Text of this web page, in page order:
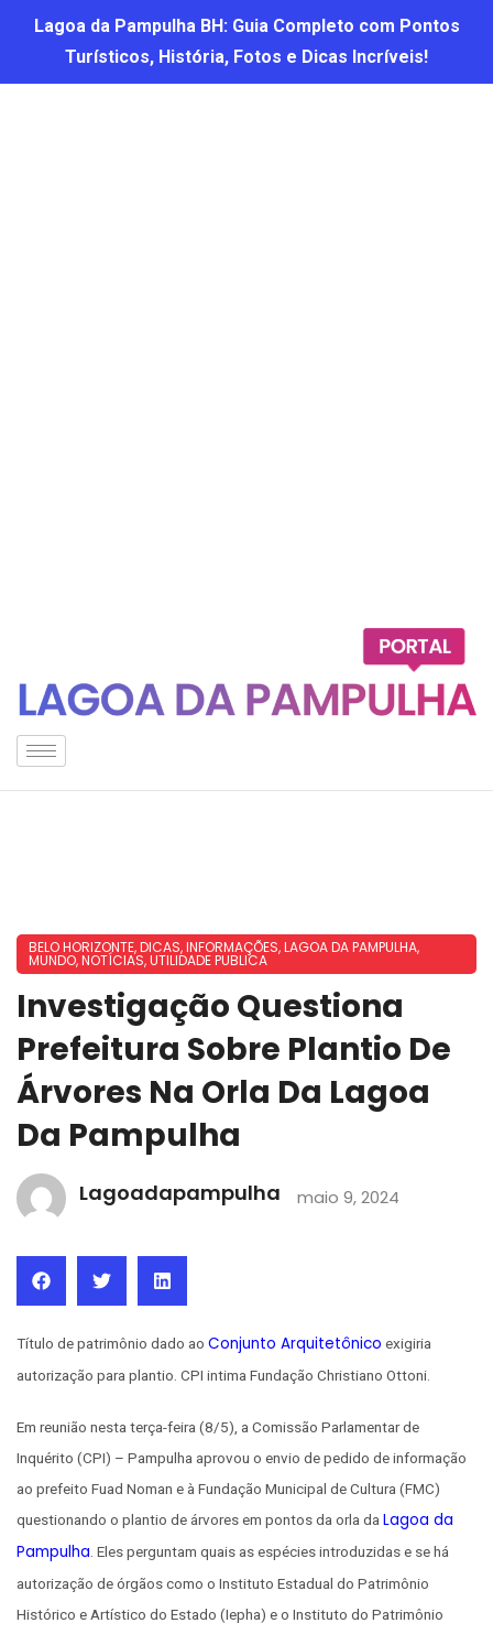
Lagoa da Pampulha BH: Guia Completo com Pontos
Turísticos, História, Fotos e Dicas Incríveis!
BELO HORIZONTE,DICAS,INFORMAÇÕES,LAGOA DA PAMPULHA,
MUNDO,NOTÍCIAS,UTILIDADE PUBLICA
Investigação Questiona
Prefeitura Sobre Plantio De
Árvores Na Orla Da Lagoa
Da Pampulha
Lagoadapampulha maio 9, 2024
Título de patrimônio dado ao Conjunto Arquitetônico exigiria
autorização para plantio. CPI intima Fundação Christiano Ottoni.
Em reunião nesta terça-feira (8/5), a Comissão Parlamentar de
Inquérito (CPI) – Pampulha aprovou o envio de pedido de informação
ao prefeito Fuad Noman e à Fundação Municipal de Cultura (FMC)
questionando o plantio de árvores em pontos da orla da Lagoa da
Pampulha . Eles perguntam quais as espécies introduzidas e se há
autorização de órgãos como o Instituto Estadual do Patrimônio
Histórico e Artístico do Estado (Iepha) e o Instituto do Patrimônio